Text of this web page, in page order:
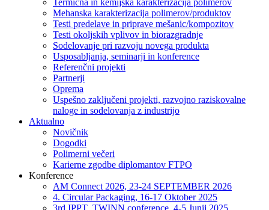
Mehanska karakterizacija polimerov/produktov
Testi predelave in priprave mešanic/kompozitov
Testi okoljskih vplivov in biorazgradnje
Sodelovanje pri razvoju novega produkta
Usposabljanja, seminarji in konference
Referenčni projekti
Partnerji
Oprema
Uspešno zaključeni projekti, razvojno raziskovalne
naloge in sodelovanja z industrijo
Aktualno
Novičnik
Dogodki
Polimerni večeri
Karierne zgodbe diplomantov FTPO
Konference
AM Connect 2026, 23-24 SEPTEMBER 2026
4. Circular Packaging, 16-17 Oktober 2025
3rd IPPT_TWINN conference, 4-5 Junij 2025